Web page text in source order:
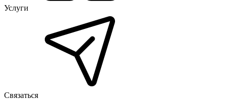
Услуги
Связаться